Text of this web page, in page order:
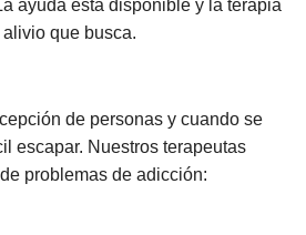
ayuda está disponible y la terapia
que busca.
de personas y cuando se
escapar. Nuestros terapeutas
problemas de adicción: